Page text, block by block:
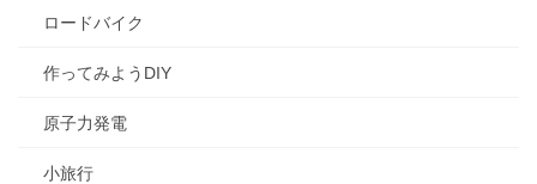
ロードバイク
作ってみようDIY
原子力発電
小旅行